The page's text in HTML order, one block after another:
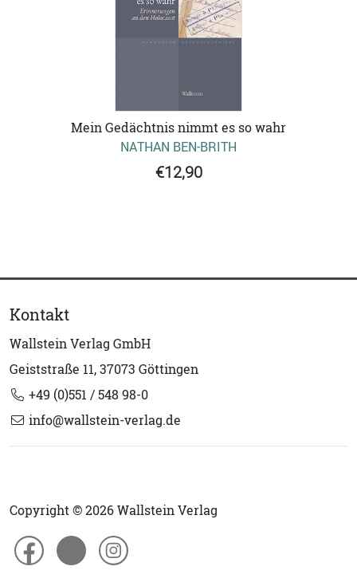
Mein Gedächtnis nimmt es so wahr
NATHAN BEN-BRITH
€12,90
Kontakt
Wallstein Verlag GmbH
Geiststraße 11, 37073 Göttingen
+49 (0)551 / 548 98-0
info@wallstein-verlag.de
Copyright © 2026 Wallstein Verlag